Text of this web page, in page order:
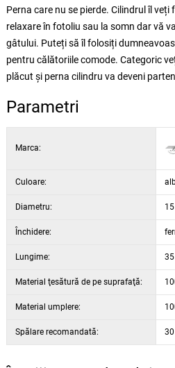
Perna care nu se pierde. Cilindrul îl
relaxare în fotoliu sau la somn dar vă
gâtului. Puteți să îl folosiți
pentru călătoriile comode. Categoric
plăcut și perna cilindru va deveni
Parametri
Marca:
Culoare:
Diametru:
Închidere:
Lungime:
Material ţesătură de pe suprafaţă:
Material umplere:
Spălare recomandată: 30